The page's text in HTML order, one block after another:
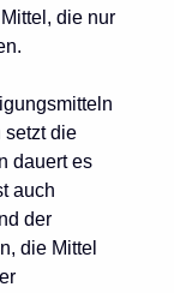
die nur
setzt die
dauert es
auch
der
die Mittel